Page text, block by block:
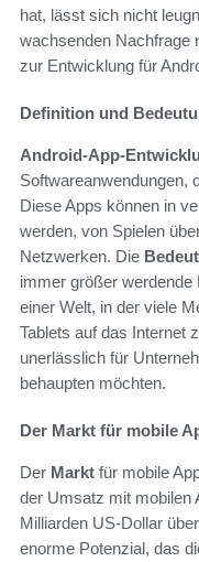
hat, lässt sich nicht
wachsenden Nachfrage
zur Entwicklung für
Definition und
Android-App-
Softwareanwendungen,
Diese Apps können in
werden, von Spielen
Netzwerken. Die
immer größer
einer Welt, in der viele
Tablets auf das Internet
unerlässlich für
behaupten möchten.
Der Markt für mobile
Der Markt für mobile
der Umsatz mit mobilen
Milliarden US-Dollar
enorme Potenzial, das